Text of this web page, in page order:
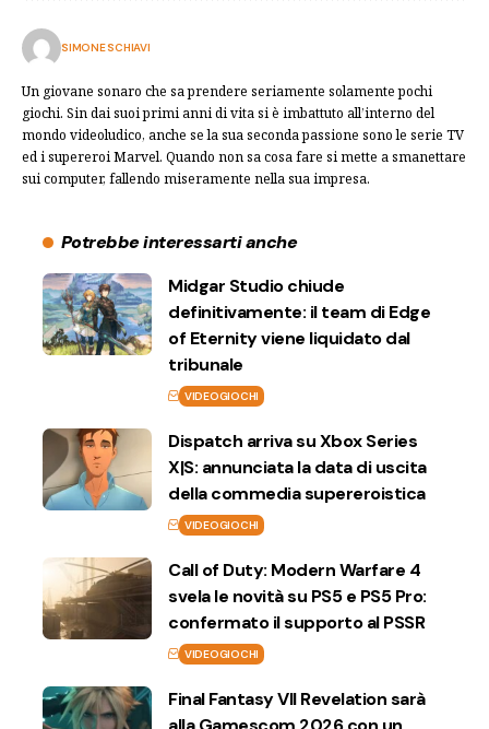
SIMONE SCHIAVI
Un giovane sonaro che sa prendere seriamente solamente pochi
giochi. Sin dai suoi primi anni di vita si è imbattuto all’interno del
mondo videoludico, anche se la sua seconda passione sono le serie TV
ed i supereroi Marvel. Quando non sa cosa fare si mette a smanettare
sui computer, fallendo miseramente nella sua impresa.
Potrebbe interessarti anche
Midgar Studio chiude
definitivamente: il team di Edge
of Eternity viene liquidato dal
tribunale
VIDEOGIOCHI
Dispatch arriva su Xbox Series
X|S: annunciata la data di uscita
della commedia supereroistica
VIDEOGIOCHI
Call of Duty: Modern Warfare 4
svela le novità su PS5 e PS5 Pro:
confermato il supporto al PSSR
VIDEOGIOCHI
Final Fantasy VII Revelation sarà